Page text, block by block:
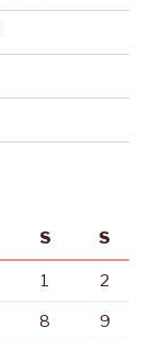
S S
1 2
8 9